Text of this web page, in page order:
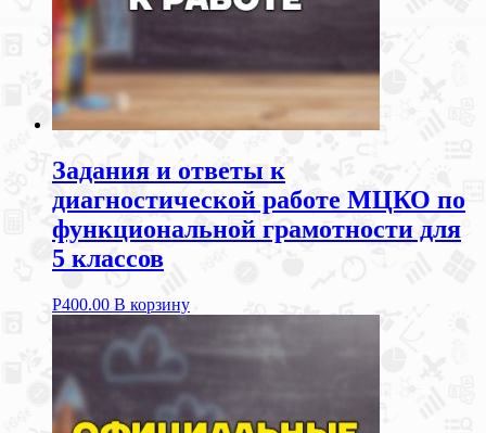
Задания и ответы к
диагностической работе МЦКО по
функциональной грамотности для
5 классов
Р400.00 В корзину